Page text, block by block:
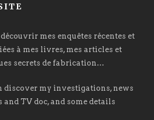
mes enquêtes récentes et
à mes livres, mes articles et
secrets de fabrication…
discover my investigations, news
TV doc, and some details